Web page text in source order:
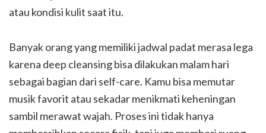
atau kondisi kulit saat itu.
Banyak orang yang memiliki jadwal padat merasa lega
karena deep cleansing bisa dilakukan malam hari
sebagai bagian dari self-care. Kamu bisa memutar
musik favorit atau sekadar menikmati keheningan
sambil merawat wajah. Proses ini tidak hanya